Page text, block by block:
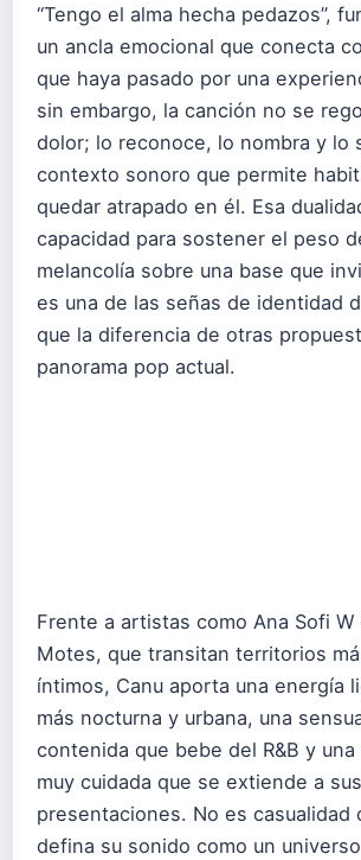
“Tengo el alma hecha pedazos”,
un ancla emocional que conecta
que haya pasado por una
sin embargo, la canción no se
dolor; lo reconoce, lo nombra y lo
contexto sonoro que permite
quedar atrapado en él. Esa
capacidad para sostener el peso
melancolía sobre una base que
es una de las señas de identidad
que la diferencia de otras
panorama pop actual.
Frente a artistas como Ana Sofi W
Motes, que transitan territorios
íntimos, Canu aporta una energía
más nocturna y urbana, una
contenida que bebe del R&B y
muy cuidada que se extiende a
presentaciones. No es casualidad
defina su sonido como un